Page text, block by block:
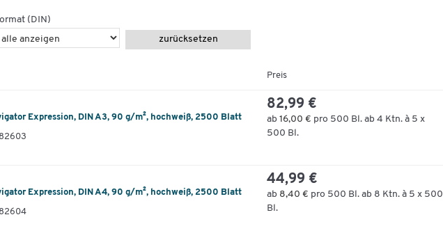
(DIN)
zurücksetzen
Preis
Expression, DIN A3, 90 g/m², hochweiß, 2500 Blatt
82,99 €
ab 16,00 € pro 500 Bl. ab 4 Ktn. à 5 x
500 Bl.
Expression, DIN A4, 90 g/m², hochweiß, 2500 Blatt
44,99 €
ab 8,40 € pro 500 Bl. ab 8 Ktn. à 5 x 500
Bl.